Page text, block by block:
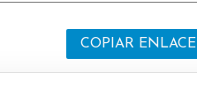
COPIAR ENLACE